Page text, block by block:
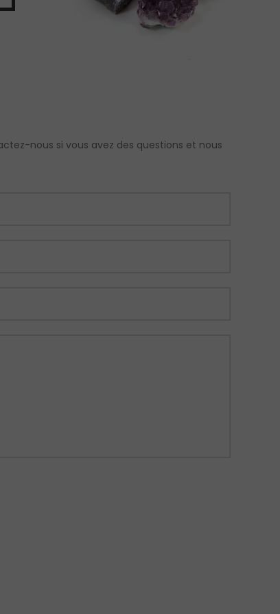
nous si vous avez des questions et nous